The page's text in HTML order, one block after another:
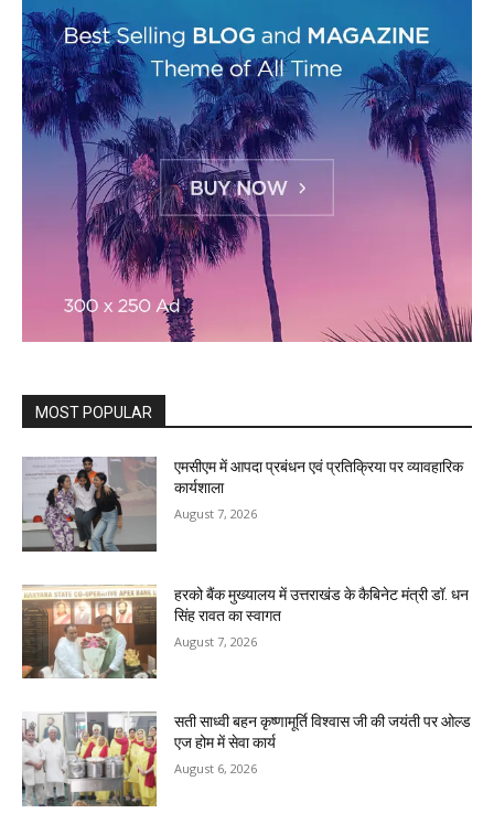
MOST POPULAR
एमसीएम में आपदा प्रबंधन एवं प्रतिक्रिया पर व्यावहारिक
कार्यशाला
August 7, 2026
हरको बैंक मुख्यालय में उत्तराखंड के कैबिनेट मंत्री डॉ. धन
सिंह रावत का स्वागत
August 7, 2026
सती साध्वी बहन कृष्णामूर्ति विश्वास जी की जयंती पर ओल्ड
एज होम में सेवा कार्य
August 6, 2026